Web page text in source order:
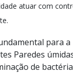
atuar com
para a
Paredes
de